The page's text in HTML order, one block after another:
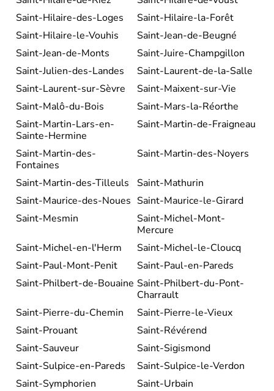
Saint-Hilaire-des-Loges
Saint-Hilaire-la-Forêt
Saint-Hilaire-le-Vouhis
Saint-Jean-de-Beugné
Saint-Jean-de-Monts
Saint-Juire-Champgillon
Saint-Julien-des-Landes
Saint-Laurent-de-la-Salle
Saint-Laurent-sur-Sèvre
Saint-Maixent-sur-Vie
Saint-Malô-du-Bois
Saint-Mars-la-Réorthe
Saint-Martin-Lars-en-
Sainte-Hermine
Saint-Martin-de-Fraigneau
Saint-Martin-des-
Fontaines
Saint-Martin-des-Noyers
Saint-Martin-des-Tilleuls
Saint-Mathurin
Saint-Maurice-des-Noues Saint-Maurice-le-Girard
Saint-Mesmin
Saint-Michel-Mont-
Mercure
Saint-Michel-en-l'Herm
Saint-Michel-le-Cloucq
Saint-Paul-Mont-Penit
Saint-Paul-en-Pareds
Saint-Philbert-de-Bouaine Saint-Philbert-du-Pont-
Charrault
Saint-Pierre-du-Chemin
Saint-Pierre-le-Vieux
Saint-Prouant
Saint-Révérend
Saint-Sauveur
Saint-Sigismond
Saint-Sulpice-en-Pareds
Saint-Sulpice-le-Verdon
Saint-Symphorien
Saint-Urbain